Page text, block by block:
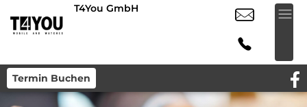
T4You GmbH
Termin Buchen